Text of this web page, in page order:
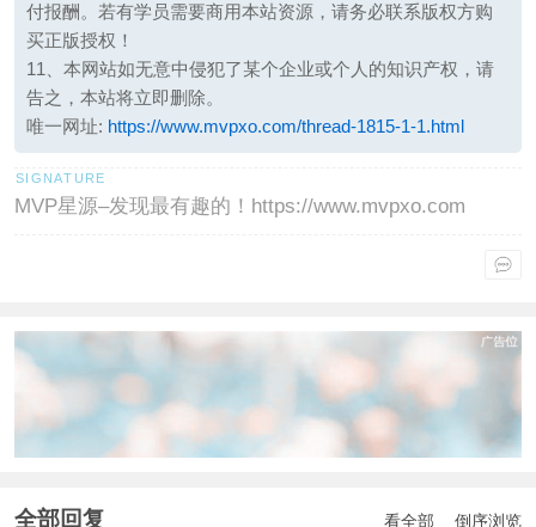
付报酬。若有学员需要商用本站资源，请务必联系版权方购
买正版授权！
11、本网站如无意中侵犯了某个企业或个人的知识产权，请
告之，本站将立即删除。
唯一网址: https://www.mvpxo.com/thread-1815-1-1.html
MVP星源–发现最有趣的！https://www.mvpxo.com
全部回复 看全部 倒序浏览